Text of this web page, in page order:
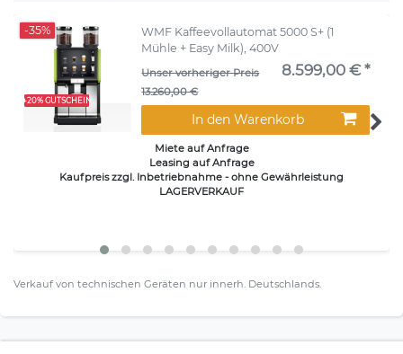
+20% GUTSCHEIN
-35%
WMF Kaffeevollautomat 5000 S+ (1
Mühle + Easy Milk), 400V
Unser vorheriger Preis
13.260,00 €
8.599,00 € *
In den Warenkorb
Miete auf Anfrage
Leasing auf Anfrage
Kaufpreis zzgl. Inbetriebnahme - ohne Gewährleistung
LAGERVERKAUF
Verkauf von technischen Geräten nur innerh. Deutschlands.